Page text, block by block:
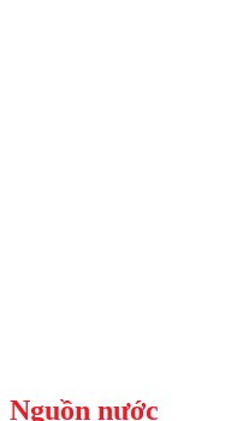
Nguồn nước